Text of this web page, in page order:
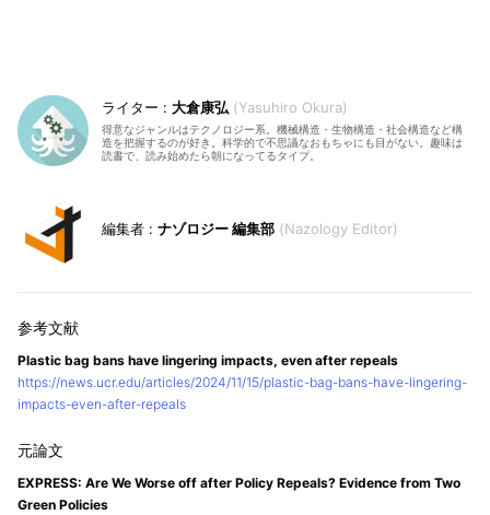
大倉康弘 Yasuhiro Okura
得意なジャンルはテクノロジー系。機械構造・生物構造・社会構造など構
造を把握するのが好き。科学的で不思議なおもちゃにも目がない。趣味は
読書で、読み始めたら朝になってるタイプ。
ナゾロジー 編集部 Nazology Editor
Plastic bag bans have lingering impacts, even after repeals
https://news.ucr.edu/articles/2024/11/15/plastic-bag-bans-have-lingering-
impacts-even-after-repeals
EXPRESS: Are We Worse off after Policy Repeals? Evidence from Two
Green Policies